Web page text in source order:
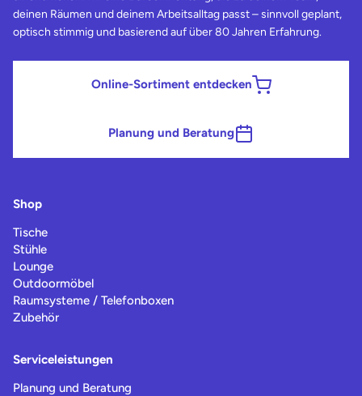
deinen Räumen und deinem Arbeitsalltag passt – sinnvoll geplant,
optisch stimmig und basierend auf über 80 Jahren Erfahrung.
Online-Sortiment entdecken
Planung und Beratung
Shop
Tische
Stühle
Lounge
Outdoormöbel
Raumsysteme / Telefonboxen
Zubehör
Serviceleistungen
Planung und Beratung